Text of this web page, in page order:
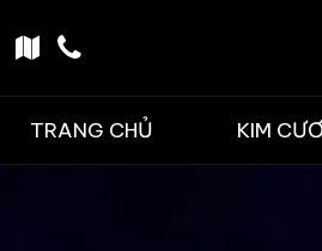
TRANG CHỦ KIM